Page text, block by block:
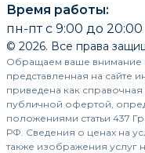
Время работы:
пн-пт с 9:00 до 20:00
© 2026. Все права
Обращаем ваше внимание
представленная на сайте
приведена как справочная
публичной офертой,
положениями статьи 437
РФ. Сведения о ценах на
также изображения услуг